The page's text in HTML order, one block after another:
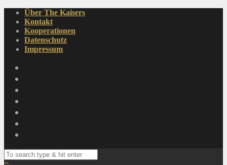
Über The Kaisers
Kontakt
Kooperationen
Datenschutz
Impressum